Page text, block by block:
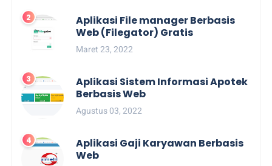
Aplikasi File manager Berbasis
Web (Filegator) Gratis
Maret 23, 2022
Aplikasi Sistem Informasi Apotek
Berbasis Web
Agustus 03, 2022
Aplikasi Gaji Karyawan Berbasis
Web